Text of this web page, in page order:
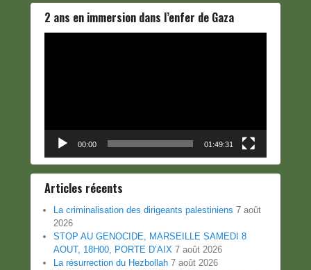
2 ans en immersion dans l’enfer de Gaza
00:00 01:49:31
Articles récents
La criminalisation des dirigeants palestiniens 7 août
2026
STOP AU GENOCIDE, MARSEILLE SAMEDI 8
AOUT, 18H00, PORTE D’AIX 7 août 2026
La résurrection du Hezbollah 7 août 2026